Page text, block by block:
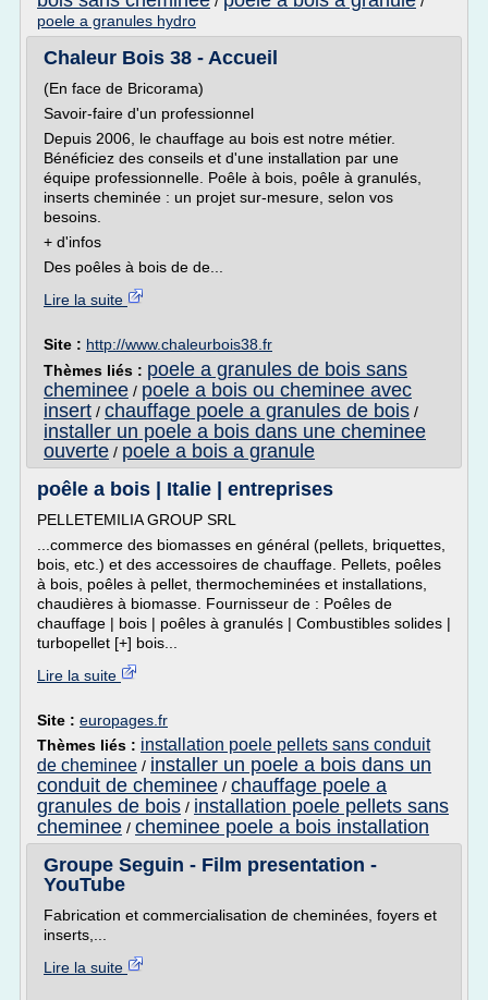
poele a granules hydro
Chaleur Bois 38 - Accueil
(En face de Bricorama)
Savoir-faire d'un professionnel
Depuis 2006, le chauffage au bois est notre métier.
Bénéficiez des conseils et d'une installation par une
équipe professionnelle. Poêle à bois, poêle à granulés,
inserts cheminée : un projet sur-mesure, selon vos
besoins.
+ d'infos
Des poêles à bois de de...
Lire la suite
Site : http://www.chaleurbois38.fr
Thèmes liés : poele a granules de bois sans
cheminee / poele a bois ou cheminee avec
insert / chauffage poele a granules de bois /
installer un poele a bois dans une cheminee
ouverte / poele a bois a granule
poêle a bois | Italie | entreprises
PELLETEMILIA GROUP SRL
...commerce des biomasses en général (pellets, briquettes,
bois, etc.) et des accessoires de chauffage. Pellets, poêles
à bois, poêles à pellet, thermocheminées et installations,
chaudières à biomasse. Fournisseur de : Poêles de
chauffage | bois | poêles à granulés | Combustibles solides |
turbopellet [+] bois...
Lire la suite
Site : europages.fr
Thèmes liés : installation poele pellets sans conduit
de cheminee / installer un poele a bois dans un
conduit de cheminee / chauffage poele a
granules de bois / installation poele pellets sans
cheminee / cheminee poele a bois installation
Groupe Seguin - Film presentation -
YouTube
Fabrication et commercialisation de cheminées, foyers et
inserts,...
Lire la suite